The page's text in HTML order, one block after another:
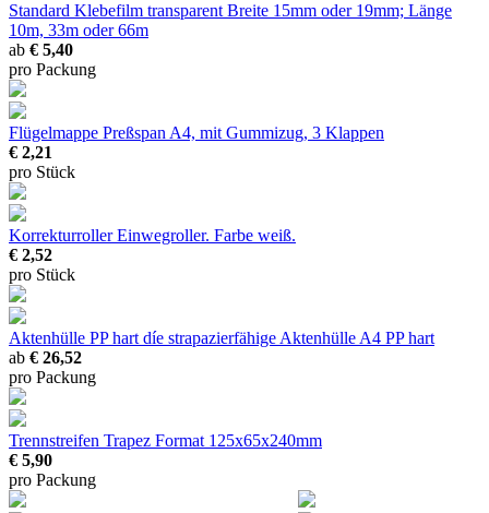
Standard Klebefilm transparent Breite 15mm oder 19mm; Länge
10m, 33m oder 66m
ab € 5,40
pro Packung
Flügelmappe Preßspan A4, mit Gummizug, 3 Klappen
€ 2,21
pro Stück
KorrekturrollerEinwegroller. Farbe weiß.
€ 2,52
pro Stück
Aktenhülle PP hart díe strapazierfähige Aktenhülle A4 PP hart
ab € 26,52
pro Packung
Trennstreifen Trapez Format 125x65x240mm
€ 5,90
pro Packung